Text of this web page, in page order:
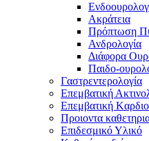
Ακράτεια
Πρόπτωση
Ανδρολογία
Διάφορα
Παιδο-
Γαστρεντερολογία
Επεμβατική
Επεμβατική
Προιοντα
Επιδεσμικό Υλικό